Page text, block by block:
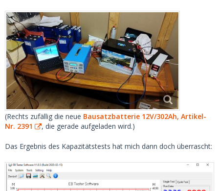
(Rechts zufällig die neue Bausatzbatterie 12V/302Ah, Artikel-
Nr. 2391
, die gerade aufgeladen wird.)
Das Ergebnis des Kapazitätstests hat mich dann doch überrascht: